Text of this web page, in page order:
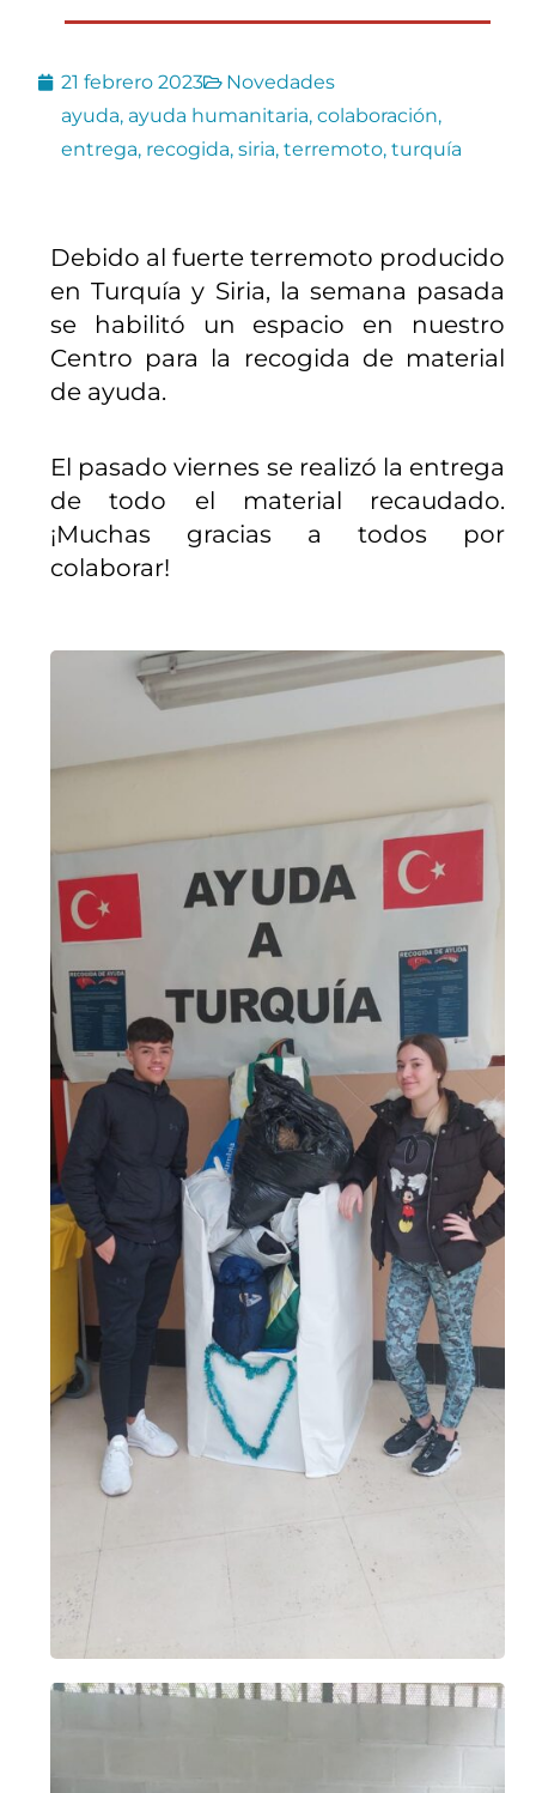
21 febrero 2023
Novedades
ayuda, ayuda humanitaria, colaboración,
entrega, recogida, siria, terremoto, turquía
Debido al fuerte terremoto producido
en Turquía y Siria, la semana pasada
se habilitó un espacio en nuestro
Centro para la recogida de material
de ayuda.
El pasado viernes se realizó la entrega
de todo el material recaudado.
¡Muchas gracias a todos por
colaborar!